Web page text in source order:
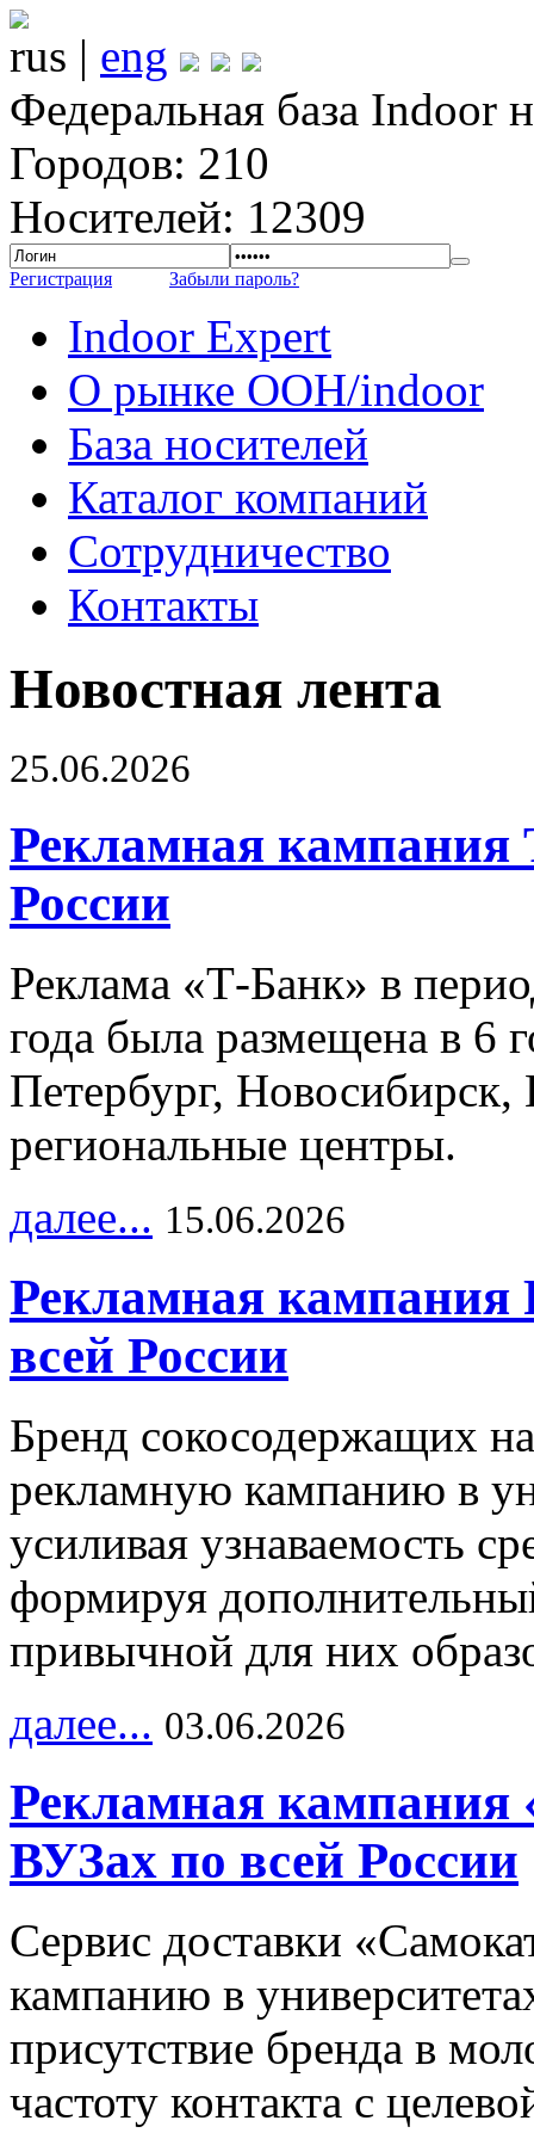
rus | eng
Федеральная база Indoor
Городов: 210
Носителей: 12309
Регистрация Забыли пароль?
Indoor Expert
О рынке OOH/indoor
База носителей
Каталог компаний
Сотрудничество
Контакты
Новостная лента
25.06.2026
Рекламная кампания
России
Реклама «Т-Банк» в
года была размещена в 6
Петербург,
региональные центры.
далее... 15.06.2026
Рекламная
всей России
Бренд сокосодержащих
рекламную кампанию в
усиливая узнаваемость
формируя
привычной для них
далее... 03.06.2026
Рекламная кампания
ВУЗах по всей России
Сервис доставки
кампанию в
присутствие бренда в
частоту контакта с